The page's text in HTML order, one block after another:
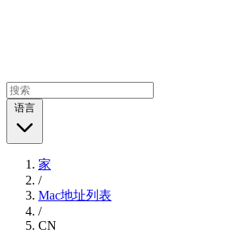
语言
家
/
Mac地址列表
/
CN